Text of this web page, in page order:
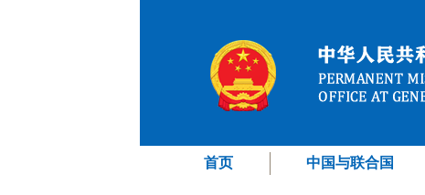
首页 中国与联合国